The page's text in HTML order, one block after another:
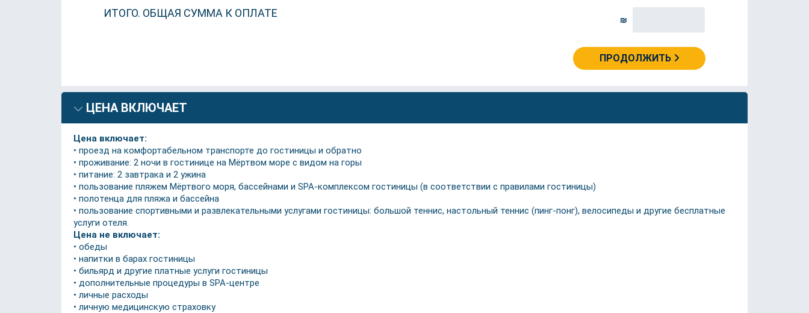
ИТОГО. ОБЩАЯ СУММА К ОПЛАТЕ
₪
ПРОДОЛЖИТЬ
ЦЕНА ВКЛЮЧАЕТ
Цена включает:
• проезд на комфортабельном транспорте до гостиницы и обратно
• проживание: 2 ночи в гостинице на Мёртвом море с видом на горы
• питание: 2 завтрака и 2 ужина
• пользование пляжем Мёртвого моря, бассейнами и SPA-комплексом гостиницы (в соответствии с правилами гостиницы)
• полотенца для пляжа и бассейна
• пользование спортивными и развлекательными услугами гостиницы: большой теннис, настольный теннис (пинг-понг), велосипеды и другие бесплатные
услуги отеля.
Цена не включает:
• обеды
• напитки в барах гостиницы
• бильярд и другие платные услуги гостиницы
• дополнительные процедуры в SPA-центре
• личные расходы
• личную медицинскую страховку